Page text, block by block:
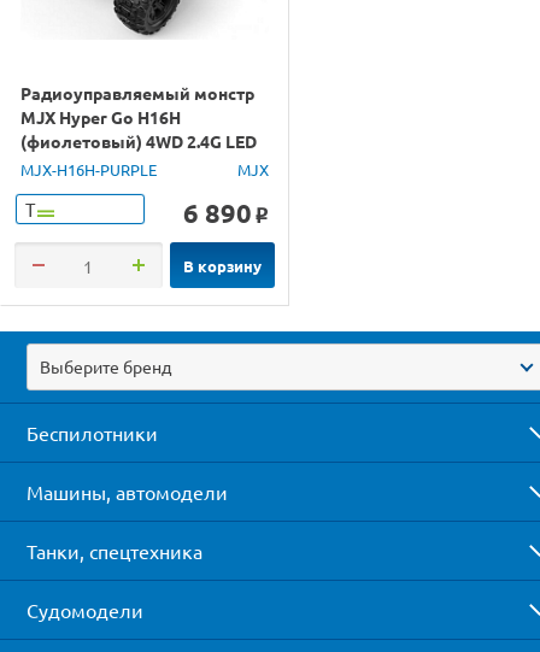
Радиоуправляемый монстр
MJX Hyper Go H16H
(фиолетовый) 4WD 2.4G LED
GPS 1/16 RTR
MJX-H16H-PURPLE MJX
Т 6 890 o
В корзину
Выберите бренд
Беспилотники
Машины, автомодели
Танки, спецтехника
Судомодели